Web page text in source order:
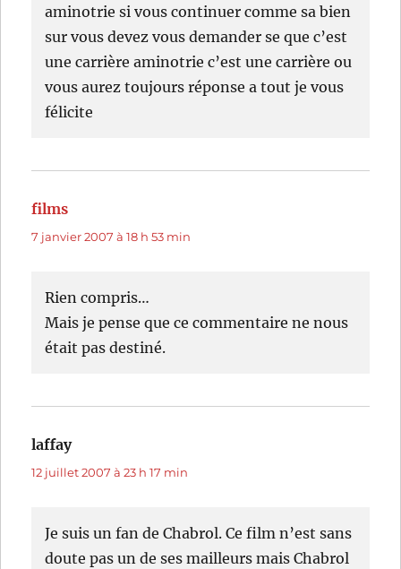
aminotrie si vous continuer comme sa bien
sur vous devez vous demander se que c’est
une carrière aminotrie c’est une carrière ou
vous aurez toujours réponse a tout je vous
félicite
films
7 janvier 2007 à 18 h 53 min
Rien compris…
Mais je pense que ce commentaire ne nous
était pas destiné.
laffaydit :
12 juillet 2007 à 23 h 17 min
Je suis un fan de Chabrol. Ce film n’est sans
doute pas un de ses mailleurs mais Chabrol